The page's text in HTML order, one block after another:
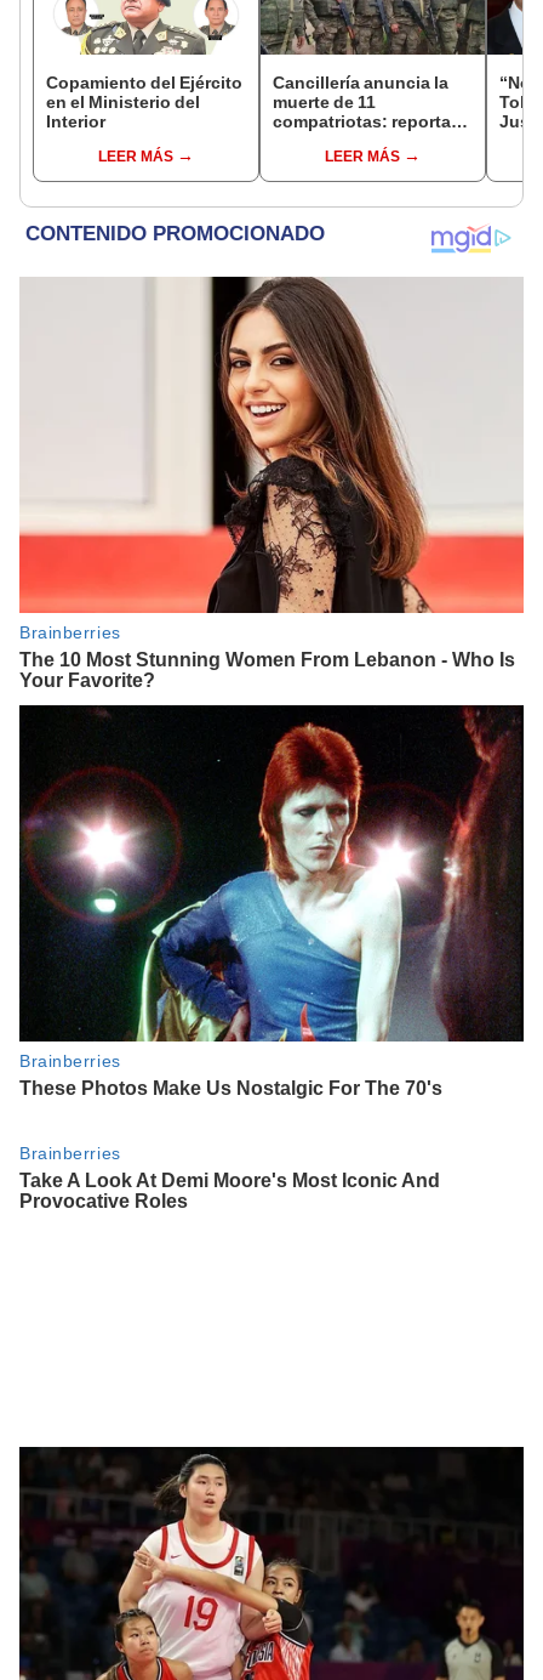
Copamiento del Ejército
en el Ministerio del
Interior
LEER MÁS
Cancillería anuncia la
muerte de 11
compatriotas: reportan
capturados por Ucrania
LEER MÁS
“No